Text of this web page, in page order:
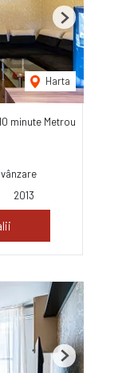
Harta
Next
minute Metrou
2013
Next